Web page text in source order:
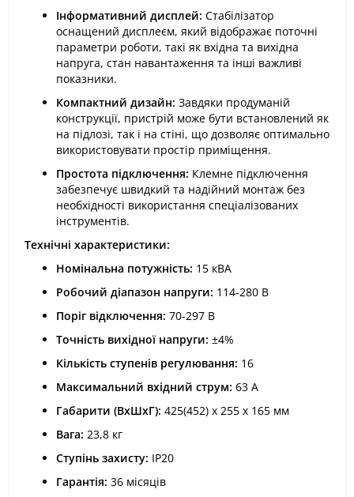
Інформативний дисплей: Стабілізатор
оснащений дисплеєм, який відображає поточні
параметри роботи, такі як вхідна та вихідна
напруга, стан навантаження та інші важливі
показники.
Компактний дизайн: Завдяки продуманій
конструкції, пристрій може бути встановлений як
на підлозі, так і на стіні, що дозволяє оптимально
використовувати простір приміщення.
Простота підключення: Клемне підключення
забезпечує швидкий та надійний монтаж без
необхідності використання спеціалізованих
інструментів.
Технічні характеристики:
Номінальна потужність: 15 кВА
Робочий діапазон напруги: 114-280 В
Поріг відключення: 70-297 В
Точність вихідної напруги: ±4%
Кількість ступенів регулювання: 16
Максимальний вхідний струм: 63 А
Габарити (ВхШхГ): 425(452) х 255 х 165 мм
Вага: 23,8 кг
Ступінь захисту: IP20
Гарантія: 36 місяців